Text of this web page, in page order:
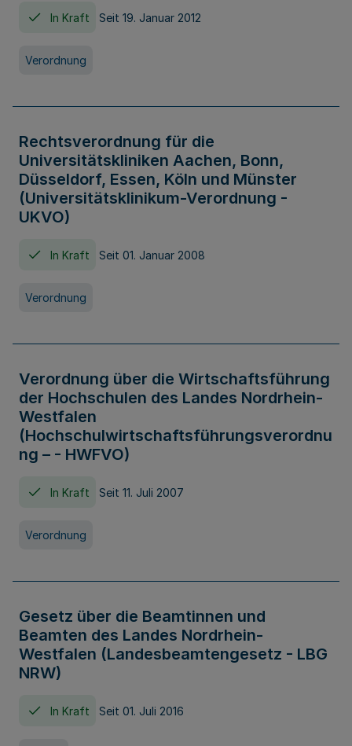
In Kraft Seit 19. Januar 2012
Verordnung
Rechtsverordnung für die
Universitätskliniken Aachen, Bonn,
Düsseldorf, Essen, Köln und Münster
(Universitätsklinikum-Verordnung -
UKVO)
In Kraft Seit 01. Januar 2008
Verordnung
Verordnung über die Wirtschaftsführung
der Hochschulen des Landes Nordrhein-
Westfalen
(Hochschulwirtschaftsführungsverordnu
ng – - HWFVO)
In Kraft Seit 11. Juli 2007
Verordnung
Gesetz über die Beamtinnen und
Beamten des Landes Nordrhein-
Westfalen (Landesbeamtengesetz - LBG
NRW)
In Kraft Seit 01. Juli 2016